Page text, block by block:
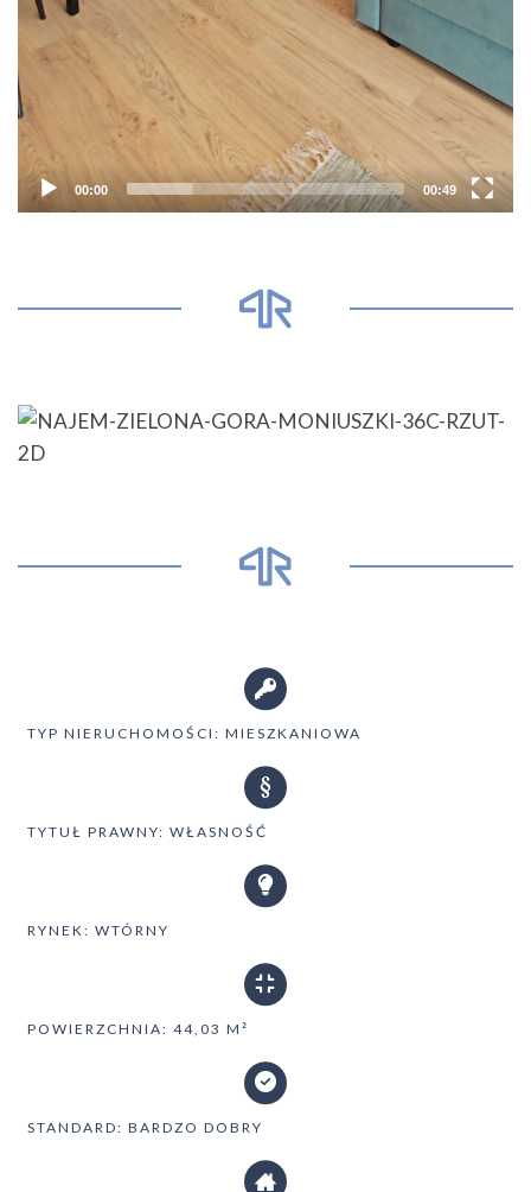
00:00 00:49
TYP NIERUCHOMOŚCI: MIESZKANIOWA
TYTUŁ PRAWNY: WŁASNOŚĆ
RYNEK: WTÓRNY
POWIERZCHNIA: 44,03 M²
STANDARD: BARDZO DOBRY